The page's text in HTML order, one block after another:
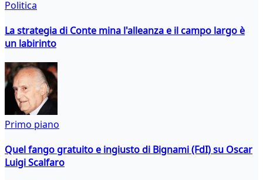
Politica
La strategia di Conte mina l'alleanza e il campo largo è
un labirinto
Primo piano
Quel fango gratuito e ingiusto di Bignami (FdI) su Oscar
Luigi Scalfaro